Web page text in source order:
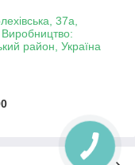
37а,
Виробництво:
район, Україна